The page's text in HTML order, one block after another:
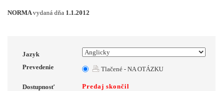
NORMAvydaná dňa 1.1.2012
Jazyk
Prevedenie
Tlačené - NA OTÁZKU
Dostupnosť Predaj skončil